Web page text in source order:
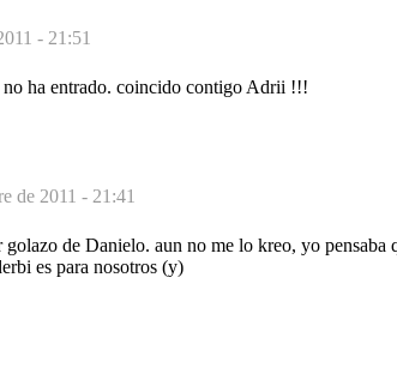
- 21:51
ha entrado. coincido contigo Adrii !!!
de 2011 - 21:41
golazo de Danielo. aun no me lo kreo, yo pensaba
es para nosotros (y)